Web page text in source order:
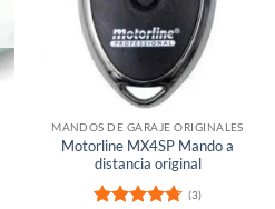
MANDOS DE GARAJE ORIGINALES
Motorline MX4SP Mando a
distancia original
(3)